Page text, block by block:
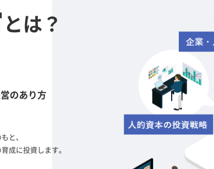
とは？
のあり方
と、
成に投資します。